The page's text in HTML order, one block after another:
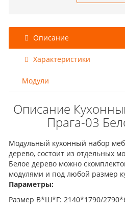
Описание
Характеристики
Модули
Описание
Прага-03
Модульный кухонный набор
дерево, состоит из отдельных
Белое дерево можно
модулями и под любой размер
Параметры:
Размер В*Ш*Г: 2140*1790/